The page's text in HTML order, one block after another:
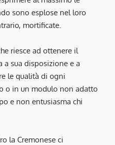
sono esplose nel loro
mortificate.
riesce ad ottenere il
a sua disposizione e a
le qualità di ogni
o in un modulo non adatto
e non entusiasma chi
la Cremonese ci